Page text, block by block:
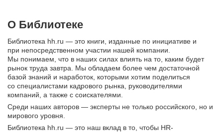
О Библиотеке
Библиотека hh.ru — это книги, изданные по инициативе и
при непосредственном участии нашей компании.
Мы понимаем, что в наших силах влиять на то, каким будет
рынок труда завтра. Мы обладаем более чем достаточной
базой знаний и наработок, которыми хотим поделиться
со специалистами кадрового рынка, руководителями
компаний, а также с соискателями.
Среди наших авторов — эксперты не только российского, но и
мирового уровня.
Библиотека hh.ru — это наш вклад в то, чтобы HR-